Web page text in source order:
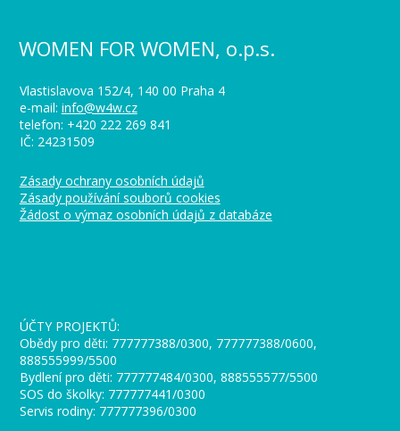
WOMEN FOR WOMEN, o.p.s.
Vlastislavova 152/4, 140 00 Praha 4
e-mail: info@w4w.cz
telefon: +420 222 269 841
IČ: 24231509
Zásady ochrany osobních údajů
Zásady používání souborů cookies
Žádost o výmaz osobních údajů z databáze
ÚČTY PROJEKTŮ:
Obědy pro děti: 777777388/0300, 777777388/0600,
888555999/5500
Bydlení pro děti: 777777484/0300, 888555577/5500
SOS do školky: 777777441/0300
Servis rodiny: 777777396/0300